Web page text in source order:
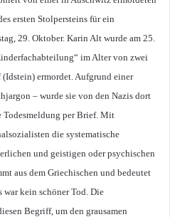
ersten Stolpersteins für ein
29. Oktober. Karin Alt wurde am 25.
im Alter von zwei
ermordet. Aufgrund einer
– wurde sie von den Nazis dort
Todesmeldung per Brief. Mit
die systematische
und geistigen oder psychischen
aus dem Griechischen und bedeutet
war kein schöner Tod. Die
Begriff, um den grausamen